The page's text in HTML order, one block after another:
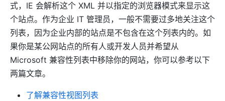
式，IE 会解析这个 XML 并以指定的浏览器模式来显示这
个站点。作为企业 IT 管理员，一般不需要过多地关注这个
列表，因为企业内部的站点是不包含在这个列表内的。如
果你是某公网站点的所有人或开发人员并希望从
Microsoft 兼容性列表中移除你的网站，你可以参考以下
两篇文章。
了解兼容性视图列表